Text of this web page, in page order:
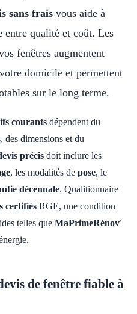
sans frais vous aide à
qualité et coût. Les
fenêtres augmentent
domicile et permettent
sur le long terme.
courants dépendent du
des dimensions et du
précis doit inclure les
, les modalités de pose, le
décennale. Qualitionnaire
certifiés RGE, une condition
telles que MaPrimeRénov'
de fenêtre fiable à